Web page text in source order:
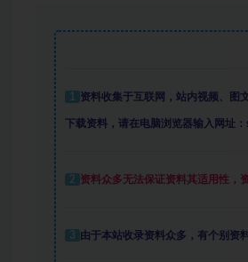
1 资料收集于互联网 ， 站内视频、图
下载资料，请在电脑浏览器输入网址
2 资料众多无法保证资料其适用性，
3 由于本站收录资料众多，有个别资